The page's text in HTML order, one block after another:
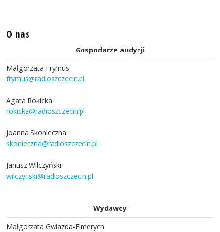
O nas
Gospodarze audycji
Małgorzata Frymus
frymus@radioszczecin.pl
Agata Rokicka
rokicka@radioszczecin.pl
Joanna Skonieczna
skonieczna@radioszczecin.pl
Janusz Wilczyński
wilczynski@radioszczecin.pl
Wydawcy
Małgorzata Gwiazda-Elmerych